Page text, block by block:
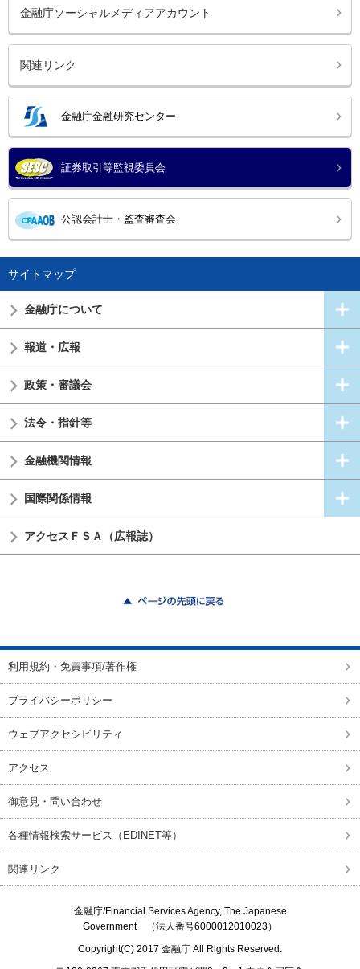
金融庁ソーシャルメディアアカウント
関連リンク
金融庁金融研究センター
証券取引等監視委員会
公認会計士・監査審査会
サイトマップ
金融庁について
報道・広報
政策・審議会
法令・指針等
金融機関情報
国際関係情報
アクセスＦＳＡ（広報誌）
利用規約・免責事項/著作権
プライバシーポリシー
ウェブアクセシビリティ
アクセス
御意見・問い合わせ
各種情報検索サービス（EDINET等）
関連リンク
金融庁/Financial Services Agency, The Japanese
Government（法人番号6000012010023）
Copyright(C) 2017 金融庁 All Rights Reserved.